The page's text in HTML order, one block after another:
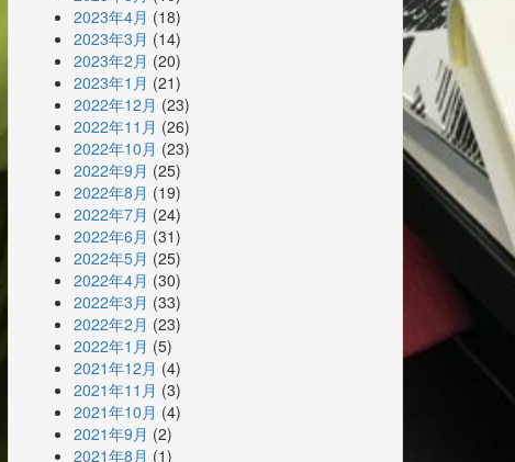
2023年4月 (18)
2023年3月 (14)
2023年2月 (20)
2023年1月 (21)
2022年12月 (23)
2022年11月 (26)
2022年10月 (23)
2022年9月 (25)
2022年8月 (19)
2022年7月 (24)
2022年6月 (31)
2022年5月 (25)
2022年4月 (30)
2022年3月 (33)
2022年2月 (23)
2022年1月 (5)
2021年12月 (4)
2021年11月 (3)
2021年10月 (4)
2021年9月 (2)
2021年8月 (1)